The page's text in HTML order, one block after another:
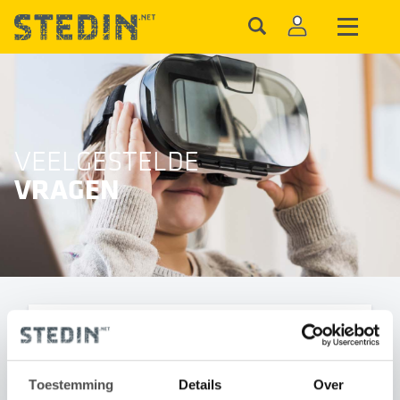
Toestemming Details Over
VEELGESTELDE
VRAGEN
Offertes en aansluitingen